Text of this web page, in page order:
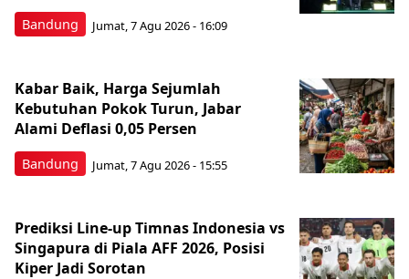
Bandung Jumat, 7 Agu 2026 - 16:09
Bandung
Kabar Baik, Harga Sejumlah
Kebutuhan Pokok Turun, Jabar
Alami Deflasi 0,05 Persen
Jumat, 7 Agu 2026 - 15:55
Prediksi Line-up Timnas Indonesia vs
Singapura di Piala AFF 2026, Posisi
Kiper Jadi Sorotan